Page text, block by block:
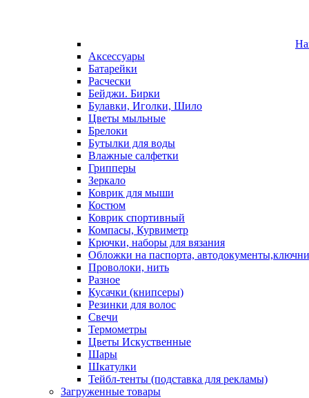
Аксессуары
Батарейки
Расчески
Бейджи. Бирки
Булавки, Иголки, Шило
Цветы мыльные
Брелоки
Бутылки для воды
Влажные салфетки
Грипперы
Зеркало
Коврик для мыши
Костюм
Коврик спортивный
Компасы, Курвиметр
Крючки, наборы для вязания
Обложки на паспорта,
Проволоки, нить
Разное
Кусачки (книпсеры)
Резинки для волос
Свечи
Термометры
Цветы Искуственные
Шары
Шкатулки
Тейбл-тенты (подставка для рекламы)
Загруженные товары